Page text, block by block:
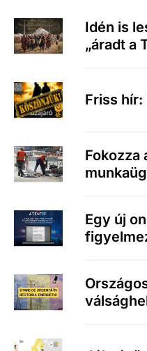
Idén is
„áradt a
Friss hír:
Fokozza
Egy új